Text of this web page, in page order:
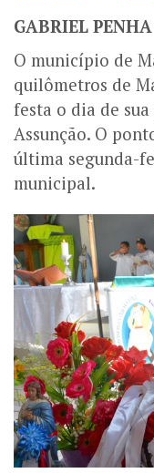
GABRIEL
O município de
quilômetros de
festa o dia de
Assunção. O
última segunda-
municipal.